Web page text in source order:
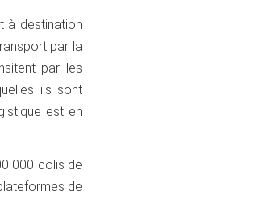
à destination
par la
par les
ils sont
est en
000 colis de
de